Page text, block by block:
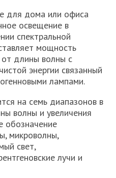
для дома или офиса
освещение в
спектральной
мощность
от длины волны с
энергии связанный
лампами.
на семь диапазонов в
волны и увеличения
обозначение
микроволны,
свет,
лучи и